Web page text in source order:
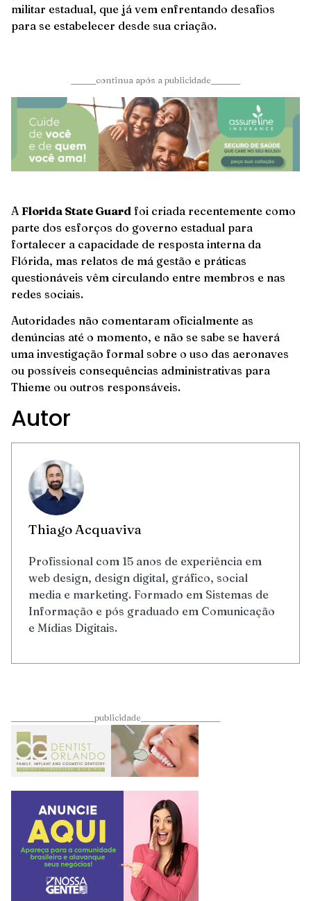
militar estadual, que já vem enfrentando desafios
para se estabelecer desde sua criação.
______continua após a publicidade_______
A Florida State Guard foi criada recentemente como
parte dos esforços do governo estadual para
fortalecer a capacidade de resposta interna da
Flórida, mas relatos de má gestão e práticas
questionáveis vêm circulando entre membros e nas
redes sociais.
Autoridades não comentaram oficialmente as
denúncias até o momento, e não se sabe se haverá
uma investigação formal sobre o uso das aeronaves
ou possíveis consequências administrativas para
Thieme ou outros responsáveis.
Autor
Thiago Acquaviva
Profissional com 15 anos de experiência em
web design, design digital, gráfico, social
media e marketing. Formado em Sistemas de
Informação e pós graduado em Comunicação
e Mídias Digitais.
____________________publicidade___________________